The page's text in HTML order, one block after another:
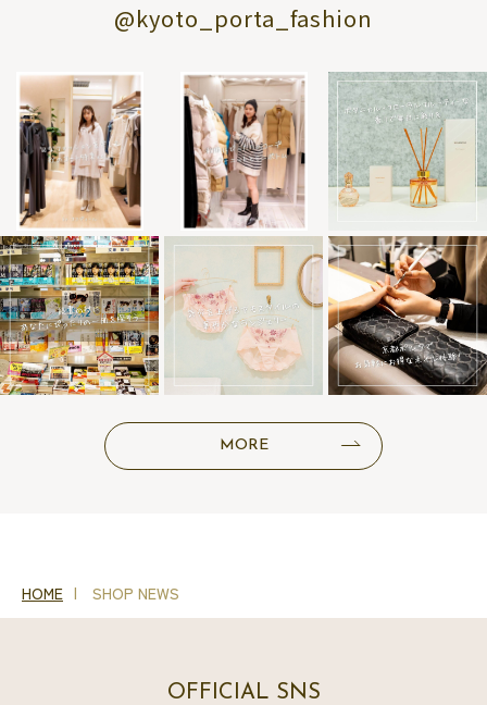
@kyoto_porta_fashion
MORE
HOME SHOP NEWS
OFFICIAL SNS